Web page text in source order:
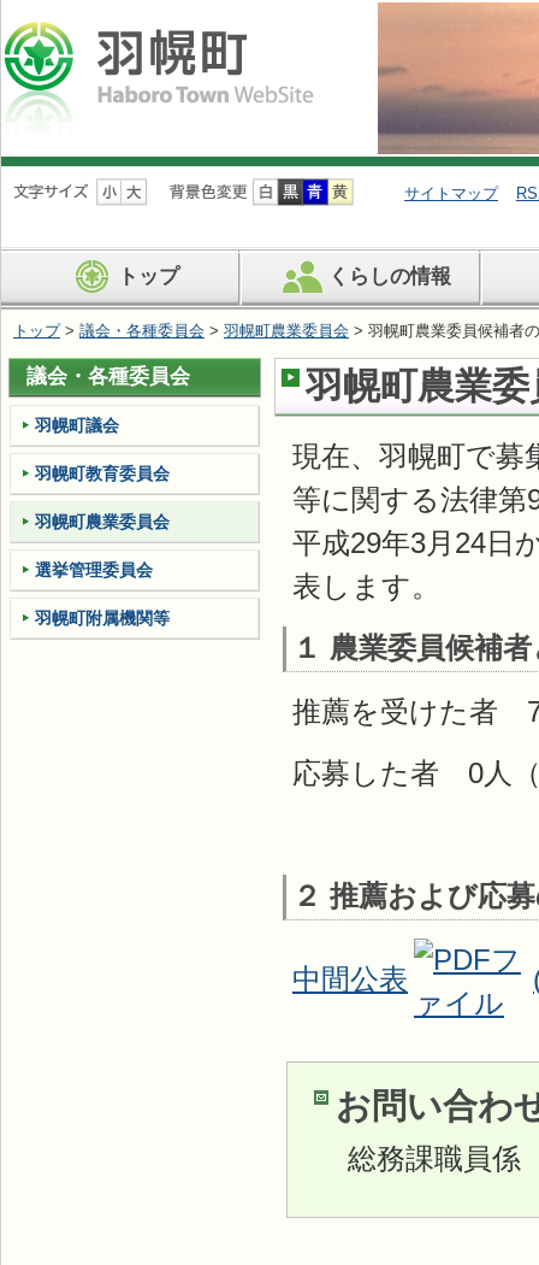
ナ
ビ
ン
を
ば
す
サイトマップ
トップ くらしの情報
トップ> 議会・各種委員会 > 羽幌町農業委員会 > 羽幌町農業委員候補者
羽幌町農業
現在、羽幌町で募
等に関する法律第
平成29年3月24日
表します。
１ 農業委員候補
推薦を受けた者
応募した者 0人
２ 推薦および応
中間公表
お問い合わ
総務課職員係
議会・各種委員会
羽幌町議会
羽幌町教育委員会
羽幌町農業委員会
選挙管理委員会
羽幌町附属機関等